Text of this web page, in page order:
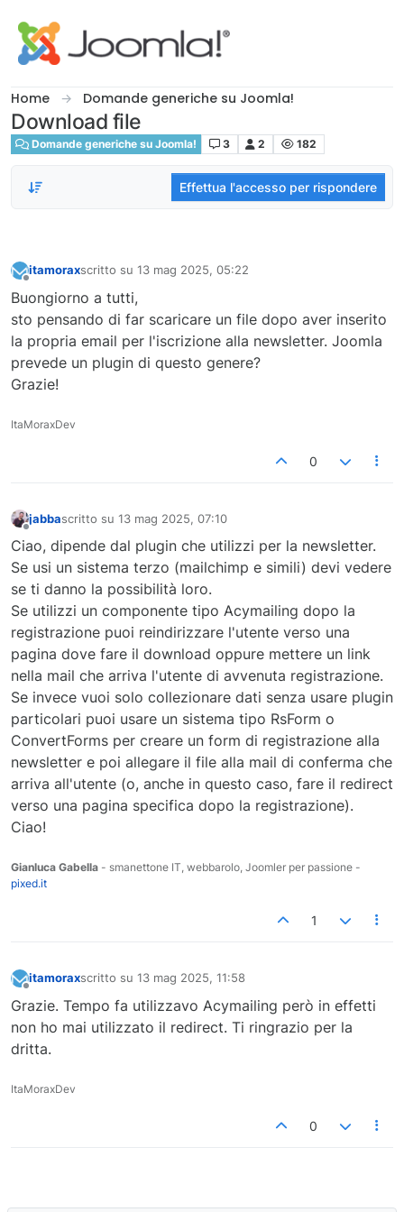
Home Domande generiche su Joomla!
Download file
Domande generiche su Joomla! 3 2 182
Effettua l'accesso per rispondere
itamoraxscritto su 13 mag 2025, 05:22
ultima modifica di
Buongiorno a tutti,
sto pensando di far scaricare un file dopo aver inserito
la propria email per l'iscrizione alla newsletter. Joomla
prevede un plugin di questo genere?
Grazie!
ItaMoraxDev
0
jabbascritto su 13 mag 2025, 07:10
ultima modifica di
Ciao, dipende dal plugin che utilizzi per la newsletter.
Se usi un sistema terzo (mailchimp e simili) devi vedere
se ti danno la possibilità loro.
Se utilizzi un componente tipo Acymailing dopo la
registrazione puoi reindirizzare l'utente verso una
pagina dove fare il download oppure mettere un link
nella mail che arriva l'utente di avvenuta registrazione.
Se invece vuoi solo collezionare dati senza usare plugin
particolari puoi usare un sistema tipo RsForm o
ConvertForms per creare un form di registrazione alla
newsletter e poi allegare il file alla mail di conferma che
arriva all'utente (o, anche in questo caso, fare il redirect
verso una pagina specifica dopo la registrazione).
Ciao!
Gianluca Gabella - smanettone IT, webbarolo, Joomler per passione -
pixed.it
1
itamoraxscritto su 13 mag 2025, 11:58
ultima modifica di
Grazie. Tempo fa utilizzavo Acymailing però in effetti
non ho mai utilizzato il redirect. Ti ringrazio per la
dritta.
ItaMoraxDev
0